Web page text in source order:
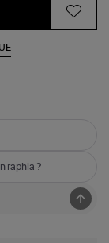
raphia ?